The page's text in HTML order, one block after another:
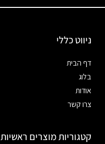
ניווט כללי
דף הבית
בלוג
אודות
צרו קשר
קטגוריות מוצרים ראשיות